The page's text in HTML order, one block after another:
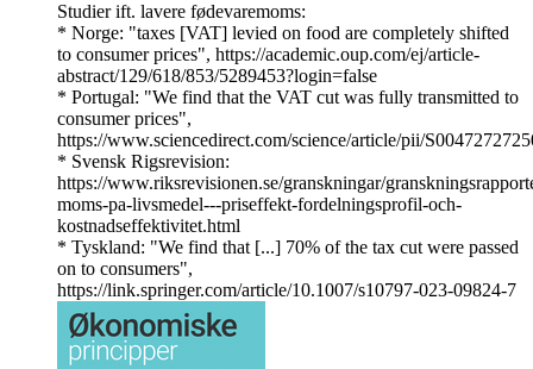
Studier ift. lavere fødevaremoms:
* Norge: "taxes [VAT] levied on food are completely shifted
to consumer prices", https://academic.oup.com/ej/article-
abstract/129/618/853/5289453?login=false
* Portugal: "We find that the VAT cut was fully transmitted to
consumer prices",
https://www.sciencedirect.com/science/article/pii/
* Svensk Rigsrevision:
https://www.riksrevisionen.se/granskningar/
moms-pa-livsmedel---priseffekt-fordelningsprofil-och-
kostnadseffektivitet.html
* Tyskland: "We find that [...] 70% of the tax cut were passed
on to consumers",
https://link.springer.com/article/10.1007/s10797-023-09824-7